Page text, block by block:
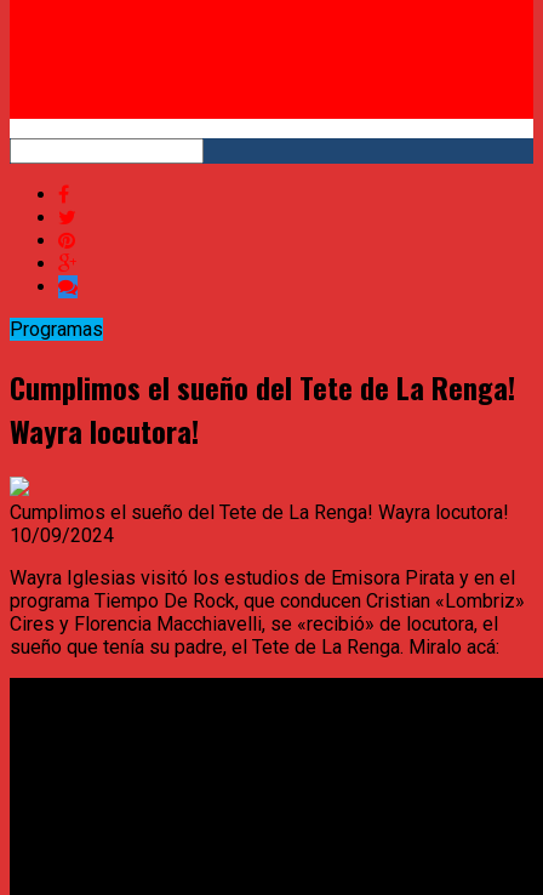
Programas
Cumplimos el sueño del Tete de La Renga!
Wayra locutora!
Cumplimos el sueño del Tete de La Renga! Wayra locutora!
10/09/2024
Wayra Iglesias visitó los estudios de Emisora Pirata y en el
programa Tiempo De Rock, que conducen Cristian «Lombriz»
Cires y Florencia Macchiavelli, se «recibió» de locutora, el
sueño que tenía su padre, el Tete de La Renga. Miralo acá: